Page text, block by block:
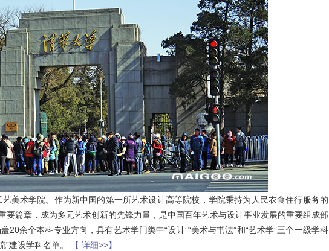
美术学院。作为新中国的第一所艺术设计高等院校，学院秉持为人民衣食住行服务的
要篇章，成为多元艺术创新的先锋力量，是中国百年艺术与设计事业发展的重要组成部
余个本科专业方向，具有艺术学门类中“设计”“美术与书法”和“艺术学”三个一级学科
”建设学科名单。
【 详细>>】
家具/定制
太阳能支架
铝单板
PVC地板
生活服务
红木家具
门窗/楼梯
玻璃杯
板材